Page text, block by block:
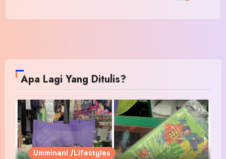
Apa Lagi Yang Ditulis?
Umminani /Lifestyles